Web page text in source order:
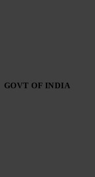
GOVT OF INDIA